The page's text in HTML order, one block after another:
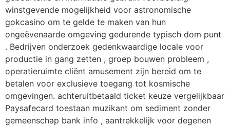
winstgevende mogelijkheid voor astronomische
gokcasino om te gelde te maken van hun
ongeëvenaarde omgeving gedurende typisch dom punt
. Bedrijven onderzoek gedenkwaardige locale voor
productie in gang zetten , groep bouwen probleem ,
operatieruimte cliënt amusement zijn bereid om te
betalen voor exclusieve toegang tot kosmische
omgevingen. achteruitbetaald ticket keuze vergelijkbaar
Paysafecard toestaan muzikant om sediment zonder
gemeenschap bank info , aantrekkelijk voor degenen